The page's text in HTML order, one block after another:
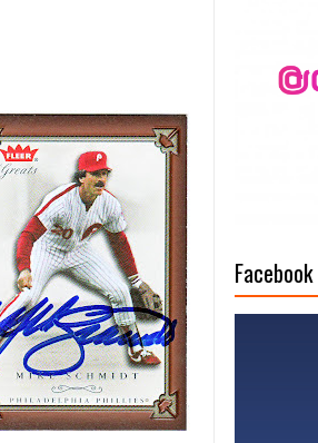
más taquillera del 2025
del Summit Mujer Pymes
de su equipo y conciertos
a Hard Rock Café Santo
Facebook